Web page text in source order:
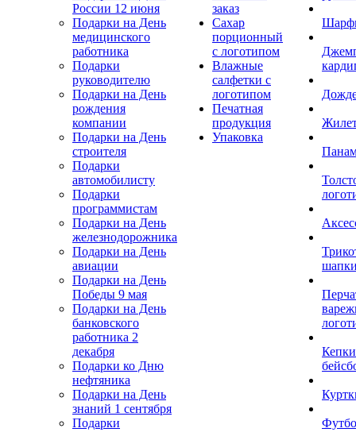
России 12 июня
Подарки на День
медицинского
работника
Подарки
руководителю
Подарки на День
рождения
компании
Подарки на День
строителя
Подарки
автомобилисту
Подарки
программистам
Подарки на День
железнодорожника
Подарки на День
авиации
Подарки на День
Победы 9 мая
Подарки на День
банковского
работника 2
декабря
Подарки ко Дню
нефтяника
Подарки на День
знаний 1 сентября
Подарки
заказ
Сахар
порционный
с логотипом
Влажные
салфетки с
логотипом
Печатная
продукция
Упаковка